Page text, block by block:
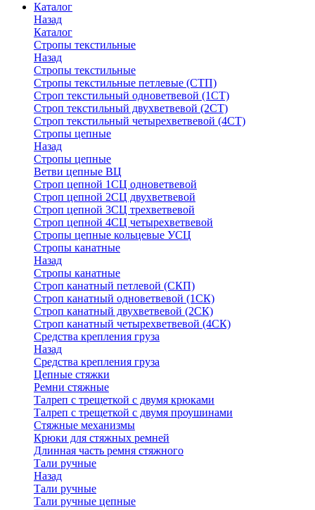
Каталог
Назад
Каталог
Стропы текстильные
Назад
Стропы текстильные
Стропы текстильные петлевые (СТП)
Строп текстильный одноветвевой (1СТ)
Строп текстильный двухветвевой (2СТ)
Строп текстильный четырехветвевой (4СТ)
Стропы цепные
Назад
Стропы цепные
Ветви цепные ВЦ
Строп цепной 1СЦ одноветвевой
Строп цепной 2СЦ двухветвевой
Строп цепной 3СЦ трехветвевой
Строп цепной 4СЦ четырехветвевой
Стропы цепные кольцевые УСЦ
Стропы канатные
Назад
Стропы канатные
Строп канатный петлевой (СКП)
Строп канатный одноветвевой (1СК)
Строп канатный двухветвевой (2СК)
Строп канатный четырехветвевой (4СК)
Средства крепления груза
Назад
Средства крепления груза
Цепные стяжки
Ремни стяжные
Талреп с трещеткой с двумя крюками
Талреп с трещеткой с двумя проушинами
Стяжные механизмы
Крюки для стяжных ремней
Длинная часть ремня стяжного
Тали ручные
Назад
Тали ручные
Тали ручные цепные